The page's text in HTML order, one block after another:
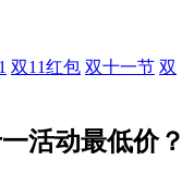
双11红包 双十一节 双
活动最低价？